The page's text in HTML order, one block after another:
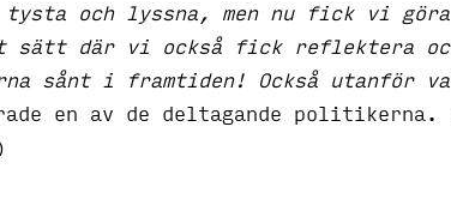
och lyssna, men nu fick vi
där vi också fick reflektera
sånt i framtiden! Också utanför
en av de deltagande politikerna.